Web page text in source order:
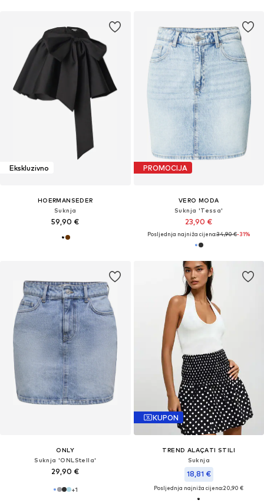
Ekskluzivno
HOERMANSEDER
Suknja
59,90 €
PROMOCIJA
VERO MODA
Suknja 'Tessa'
23,90 €
Posljednja najniža cijena:34,90 €-31%
ONLY
Suknja 'ONLStella'
29,90 €
+1
KUPON
TREND ALAÇATI STILI
Suknja
18,81 €
Posljednja najniža cijena:20,90 €